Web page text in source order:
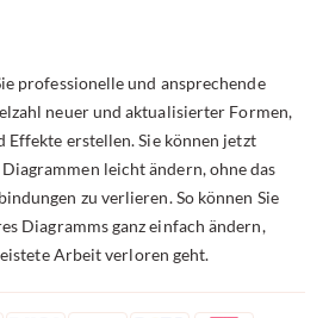
professionelle und ansprechende
neuer und aktualisierter Formen,
Effekte erstellen. Sie können jetzt
leicht ändern, ohne das
zu verlieren. So können Sie
Diagramms ganz einfach ändern,
Arbeit verloren geht.